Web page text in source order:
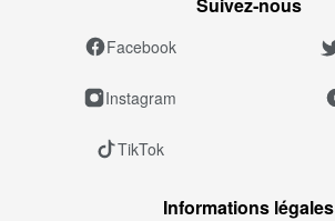
Facebook
Instagram
TikTok
Informations légales